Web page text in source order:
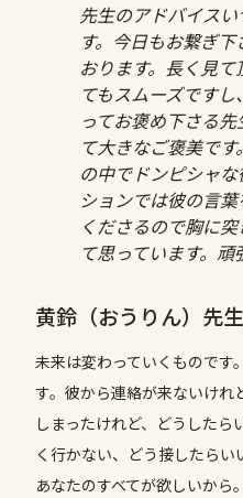
先生のアドバイス
す。今日もお繋ぎ
おります。長く見
てもスムーズです
ってお褒め下さる
て大きなご褒美で
の中でドンピシャ
ションでは彼の言
くださるので胸に
て思っています。頑
黄鈴（おうりん）先
未来は変わっていくものです
す。彼から連絡が来ないけれ
しまったけれど、どうした
く行かない、どう接したらい
あなたのすべてが欲しいから